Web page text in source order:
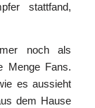
stattfand,
noch als
Menge Fans.
es aussieht
dem Hause